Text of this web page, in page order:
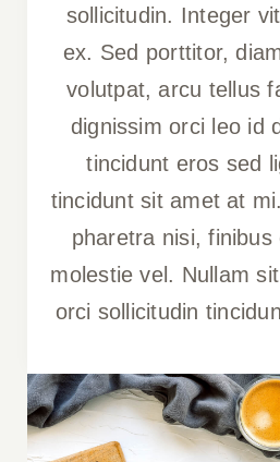
sollicitudin. Integer
ex. Sed porttitor,
volutpat, arcu tellus
dignissim orci leo id
tincidunt eros sed
tincidunt sit amet at
pharetra nisi, finibus
molestie vel. Nullam
orci sollicitudin